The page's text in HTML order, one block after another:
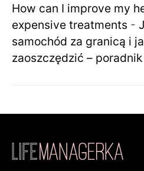
How can I improve my
expensive treatments -
samochód za granicą i
zaoszczędzić –